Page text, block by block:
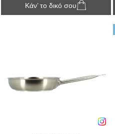
Κάν’ το δικό σου